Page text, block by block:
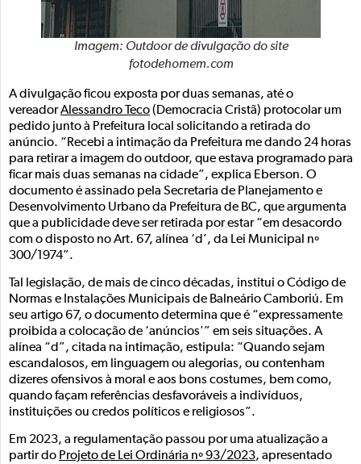
Imagem: Outdoor de divulgação do site
fotodehomem.com
A divulgação ficou exposta por duas semanas, até o
vereadorAlessandro Teco(Democracia Cristã) protocolar um
pedido junto à Prefeitura local solicitando a retirada do
anúncio. “Recebi a intimação da Prefeitura me dando 24 horas
para retirar a imagem do outdoor, que estava programado para
ficar mais duas semanas na cidade”, explica Eberson. O
documento é assinado pela Secretaria de Planejamento e
Desenvolvimento Urbano da Prefeitura de BC, que argumenta
que a publicidade deve ser retirada por estar “em desacordo
com o disposto no Art. 67, alínea ‘d’, da Lei Municipal nº
300/1974”.
Tal legislação, de mais de cinco décadas, institui o Código de
Normas e Instalações Municipais de Balneário Camboriú. Em
seu artigo 67, o documento determina que é “expressamente
proibida a colocação de ‘anúncios'” em seis situações. A
alínea “d”, citada na intimação, estipula: “Quando sejam
escandalosos, em linguagem ou alegorias, ou contenham
dizeres ofensivos à moral e aos bons costumes, bem como,
quando façam referências desfavoráveis a indivíduos,
instituições ou credos políticos e religiosos”.
Em 2023, a regulamentação passou por uma atualização a
partir do Projeto de Lei Ordinária nº 93/2023, apresentado